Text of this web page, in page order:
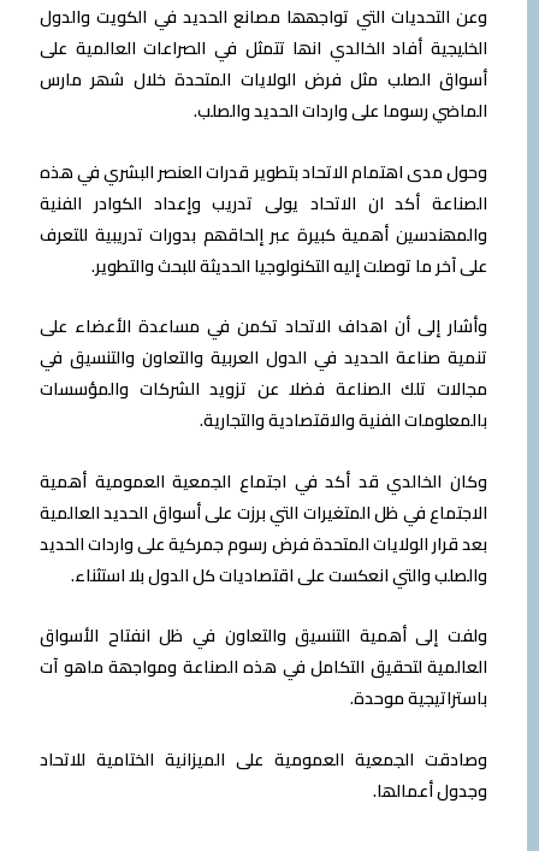
وعن التحدیات التي تواجھھا مصانع الحدید في الكویت والدول
الخلیجیة أفاد الخالدي انھا تتمثل في الصراعات العالمیة على
أسواق الصلب مثل فرض الولایات المتحدة خلال شھر مارس
الماضي رسوما على واردات الحدید والصلب.
وحول مدى اھتمام الاتحاد بتطویر قدرات العنصر البشري في ھذه
الصناعة أكد ان الاتحاد یولى تدریب وإعداد الكوادر الفنیة
والمھندسین أھمیة كبیرة عبر إلحاقھم بدورات تدریبیة للتعرف
على آخر ما توصلت إلیه التكنولوجیا الحدیثة للبحث والتطویر.
وأشار إلى أن اھداف الاتحاد تكمن في مساعدة الأعضاء على
تنمیة صناعة الحدید في الدول العربیة والتعاون والتنسیق في
مجالات تلك الصناعة فضلا عن تزوید الشركات والمؤسسات
بالمعلومات الفنیة والاقتصادیة والتجاریة.
وكان الخالدي قد أكد في اجتماع الجمعیة العمومیة أھمیة
الاجتماع في ظل المتغیرات التي برزت على أسواق الحدید العالمیة
بعد قرار الولایات المتحدة فرض رسوم جمركیة على واردات الحدید
والصلب والتي انعكست على اقتصادیات كل الدول بلا استثناء.
ولفت إلى أھمیة التنسیق والتعاون في ظل انفتاح الأسواق
العالمیة لتحقیق التكامل في ھذه الصناعة ومواجھة ماھو آت
باستراتیجیة موحدة.
وصادقت الجمعیة العمومیة على المیزانیة الختامیة للاتحاد
وجدول أعمالھا.